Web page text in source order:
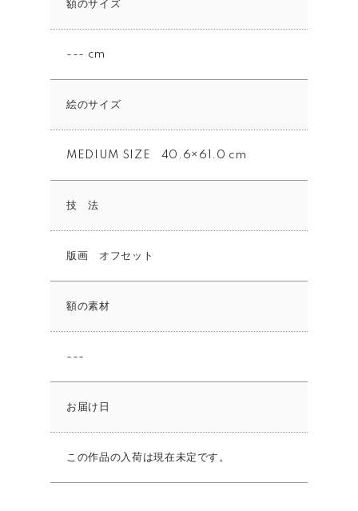
額のサイズ
--- cm
絵のサイズ
MEDIUM SIZE 40.6×61.0 cm
技 法
版画 オフセット
額の素材
---
お届け日
この作品の入荷は現在未定です。